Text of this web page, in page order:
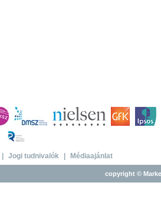
Jogi tudnivalók Médiaajánlat
copyright ©